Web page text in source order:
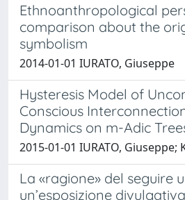
Ethnoanthropological
comparison about the
symbolism
2014-01-01 IURATO, Giuseppe
Hysteresis Model of
Conscious
Dynamics on m-Adic
2015-01-01 IURATO, Giuseppe;
La «ragione» del seguire
un’esposizione